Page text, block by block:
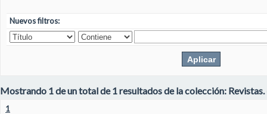
Nuevos filtros:
Mostrando 1 de un total de 1 resultados de la colección: Revistas.
1